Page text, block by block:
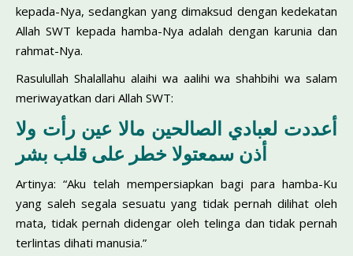
kepada-Nya, sedangkan yang dimaksud dengan kedekatan
Allah SWT kepada hamba-Nya adalah dengan karunia dan
rahmat-Nya.
Rasulullah Shalallahu alaihi wa aalihi wa shahbihi wa salam
meriwayatkan dari Allah SWT:
أعددت لعبادي الصالحين مالا عين رأت ولا
أذن سمعتولا خطر على قلب بشر
Artinya: “Aku telah mempersiapkan bagi para hamba-Ku
yang saleh segala sesuatu yang tidak pernah dilihat oleh
mata, tidak pernah didengar oleh telinga dan tidak pernah
terlintas dihati manusia.”